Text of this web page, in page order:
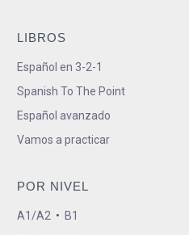
LIBROS
Español en 3-2-1
Spanish To The Point
Español avanzado
Vamos a practicar
POR NIVEL
A1/A2 • B1